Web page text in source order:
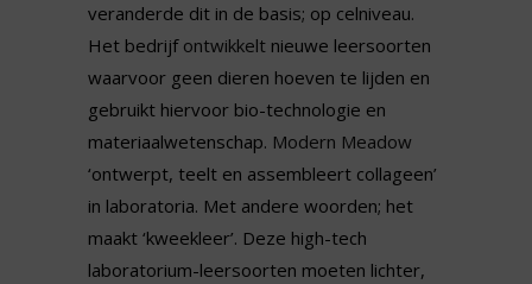
veranderde dit in de basis; op celniveau.
Het bedrijf ontwikkelt nieuwe leersoorten
waarvoor geen dieren hoeven te lijden en
gebruikt hiervoor bio-technologie en
materiaalwetenschap. Modern Meadow
‘ontwerpt, teelt en assembleert collageen’
in laboratoria. Met andere woorden; het
maakt ‘kweekleer’. Deze high-tech
laboratorium-leersoorten moeten lichter,